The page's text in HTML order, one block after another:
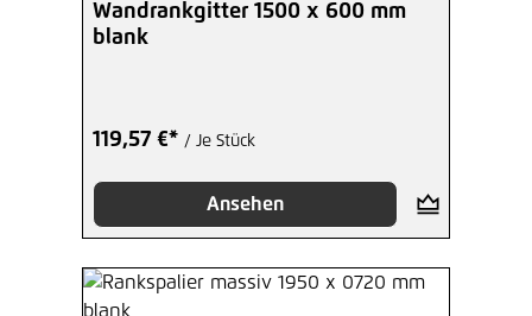
Wandrankgitter 1500 x 600 mm
blank
119,57 €* / Je Stück
Ansehen